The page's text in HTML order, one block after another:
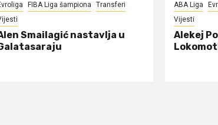
FIBA Liga šampiona
Transferi
Smailagić nastavlja u
ABA Liga
Vijesti
Alekej